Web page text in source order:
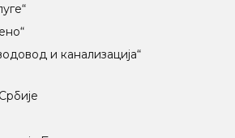
и канализација“